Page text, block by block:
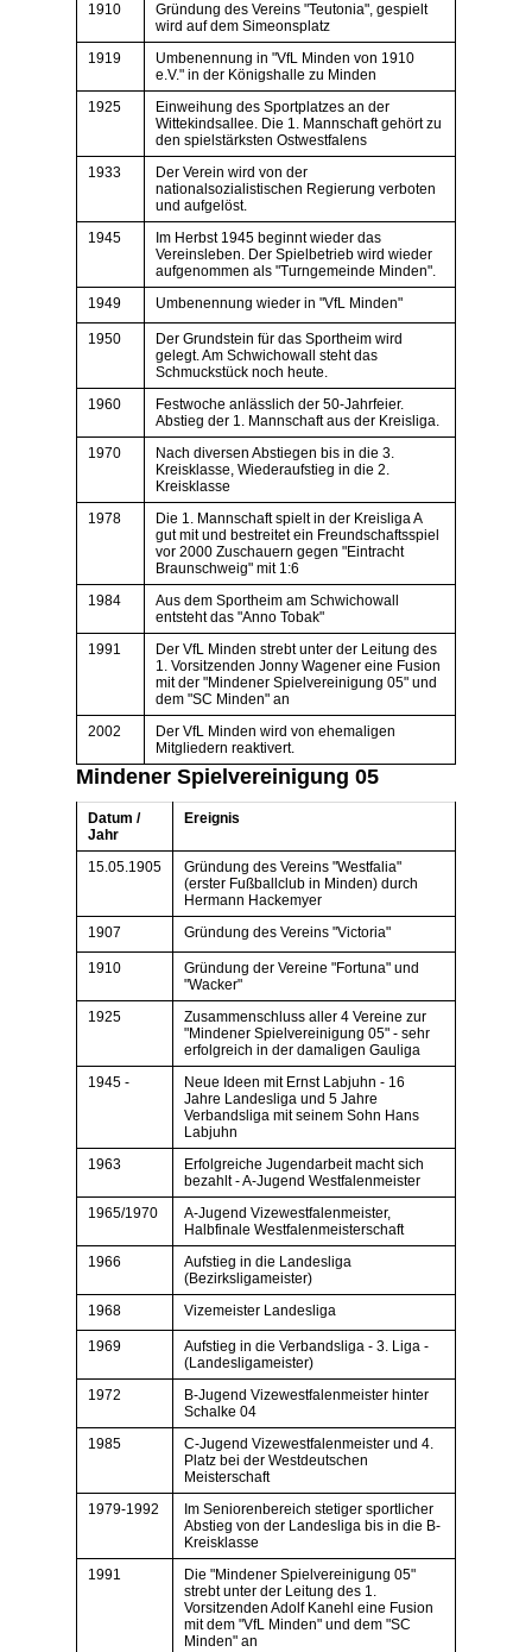
1910
Gründung des Vereins "Teutonia", gespielt
wird auf dem Simeonsplatz
1919
Umbenennung in "VfL Minden von 1910
e.V." in der Königshalle zu Minden
1925
Einweihung des Sportplatzes an der
Wittekindsallee. Die 1. Mannschaft gehört zu
den spielstärksten Ostwestfalens
1933
Der Verein wird von der
nationalsozialistischen Regierung verboten
und aufgelöst.
1945
Im Herbst 1945 beginnt wieder das
Vereinsleben. Der Spielbetrieb wird wieder
aufgenommen als "Turngemeinde Minden".
1949
Umbenennung wieder in "VfL Minden"
1950
Der Grundstein für das Sportheim wird
gelegt. Am Schwichowall steht das
Schmuckstück noch heute.
1960
Festwoche anlässlich der 50-Jahrfeier.
Abstieg der 1. Mannschaft aus der Kreisliga.
1970
Nach diversen Abstiegen bis in die 3.
Kreisklasse, Wiederaufstieg in die 2.
Kreisklasse
1978
Die 1. Mannschaft spielt in der Kreisliga A
gut mit und bestreitet ein Freundschaftsspiel
vor 2000 Zuschauern gegen "Eintracht
Braunschweig" mit 1:6
1984
Aus dem Sportheim am Schwichowall
entsteht das "Anno Tobak"
1991
Der VfL Minden strebt unter der Leitung des
1. Vorsitzenden Jonny Wagener eine Fusion
mit der "Mindener Spielvereinigung 05" und
dem "SC Minden" an
2002
Der VfL Minden wird von ehemaligen
Mitgliedern reaktivert.
Mindener Spielvereinigung 05
Datum /
Jahr
Ereignis
15.05.1905
Gründung des Vereins "Westfalia"
(erster Fußballclub in Minden) durch
Hermann Hackemyer
1907
Gründung des Vereins "Victoria"
1910
Gründung der Vereine "Fortuna" und
"Wacker"
1925
Zusammenschluss aller 4 Vereine zur
"Mindener Spielvereinigung 05" - sehr
erfolgreich in der damaligen Gauliga
1945 -
Neue Ideen mit Ernst Labjuhn - 16
Jahre Landesliga und 5 Jahre
Verbandsliga mit seinem Sohn Hans
Labjuhn
1963
Erfolgreiche Jugendarbeit macht sich
bezahlt - A-Jugend Westfalenmeister
1965/1970
A-Jugend Vizewestfalenmeister,
Halbfinale Westfalenmeisterschaft
1966
Aufstieg in die Landesliga
(Bezirksligameister)
1968
Vizemeister Landesliga
1969
Aufstieg in die Verbandsliga - 3. Liga -
(Landesligameister)
1972
B-Jugend Vizewestfalenmeister hinter
Schalke 04
1985
C-Jugend Vizewestfalenmeister und 4.
Platz bei der Westdeutschen
Meisterschaft
1979-1992
Im Seniorenbereich stetiger sportlicher
Abstieg von der Landesliga bis in die B-
Kreisklasse
1991
Die "Mindener Spielvereinigung 05"
strebt unter der Leitung des 1.
Vorsitzenden Adolf Kanehl eine Fusion
mit dem "VfL Minden" und dem "SC
Minden" an